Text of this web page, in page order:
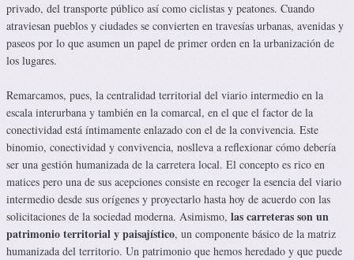
privado, del transporte público así como ciclistas y peatones. Cuando
atraviesan pueblos y ciudades se convierten en travesías urbanas, avenidas y
paseos por lo que asumen un papel de primer orden en la urbanización de
los lugares.
Remarcamos, pues, la centralidad territorial del viario intermedio en la
escala interurbana y también en la comarcal, en el que el factor de la
conectividad está íntimamente enlazado con el de la convivencia. Este
binomio, conectividad y convivencia, noslleva a reflexionar cómo debería
ser una gestión humanizada de la carretera local. El concepto es rico en
matices pero una de sus acepciones consiste en recoger la esencia del viario
intermedio desde sus orígenes y proyectarlo hasta hoy de acuerdo con las
solicitaciones de la sociedad moderna. Asimismo, las carreteras son un
patrimonio territorial y paisajístico, un componente básico de la matriz
humanizada del territorio. Un patrimonio que hemos heredado y que puede